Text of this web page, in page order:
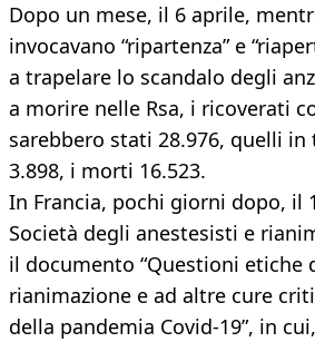
Dopo un mese, il 6 aprile,
invocavano “ripartenza” e
a trapelare lo scandalo degli
a morire nelle Rsa, i ricoverati
sarebbero stati 28.976, quelli
3.898, i morti 16.523.
In Francia, pochi giorni dopo, il
Società degli anestesisti e
il documento “Questioni etiche
rianimazione e ad altre cure
della pandemia Covid-19”, in